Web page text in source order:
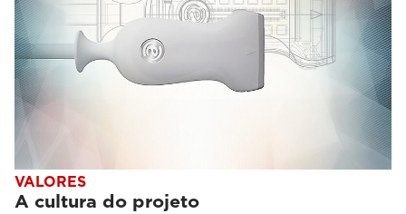
VALORES
A cultura do projeto